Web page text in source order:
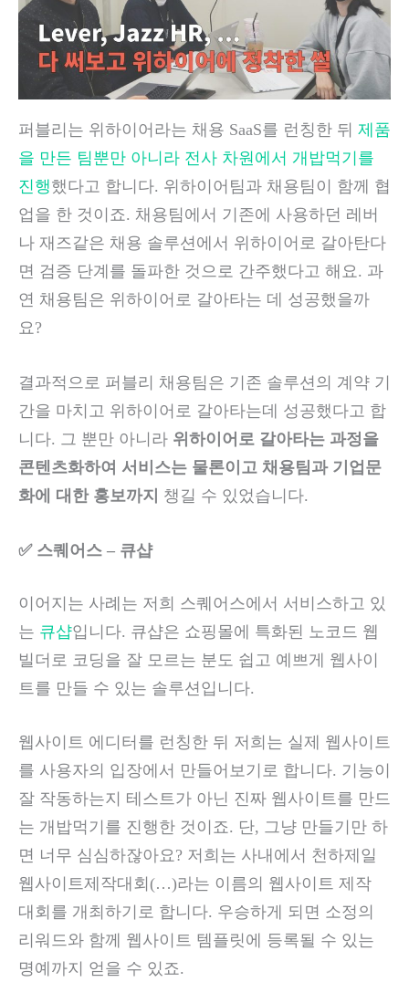
퍼블리는 위하이어라는 채용 SaaS를 런칭한 뒤 제품
을 만든 팀뿐만 아니라 전사 차원에서 개밥먹기를
진행했다고 합니다. 위하이어팀과 채용팀이 함께 협
업을 한 것이죠. 채용팀에서 기존에 사용하던 레버
나 재즈같은 채용 솔루션에서 위하이어로 갈아탄다
면 검증 단계를 돌파한 것으로 간주했다고 해요. 과
연 채용팀은 위하이어로 갈아타는 데 성공했을까
요?
결과적으로 퍼블리 채용팀은 기존 솔루션의 계약 기
간을 마치고 위하이어로 갈아타는데 성공했다고 합
니다. 그 뿐만 아니라 위하이어로 갈아타는 과정을
콘텐츠화하여 서비스는 물론이고 채용팀과 기업문
화에 대한 홍보까지 챙길 수 있었습니다.
✅ 스퀘어스 – 큐샵
이어지는 사례는 저희 스퀘어스에서 서비스하고 있
는 큐샵입니다. 큐샵은 쇼핑몰에 특화된 노코드 웹
빌더로 코딩을 잘 모르는 분도 쉽고 예쁘게 웹사이
트를 만들 수 있는 솔루션입니다.
웹사이트 에디터를 런칭한 뒤 저희는 실제 웹사이트
를 사용자의 입장에서 만들어보기로 합니다. 기능이
잘 작동하는지 테스트가 아닌 진짜 웹사이트를 만드
는 개밥먹기를 진행한 것이죠. 단, 그냥 만들기만 하
면 너무 심심하잖아요? 저희는 사내에서 천하제일
웹사이트제작대회(…)라는 이름의 웹사이트 제작
대회를 개최하기로 합니다. 우승하게 되면 소정의
리워드와 함께 웹사이트 템플릿에 등록될 수 있는
명예까지 얻을 수 있죠.